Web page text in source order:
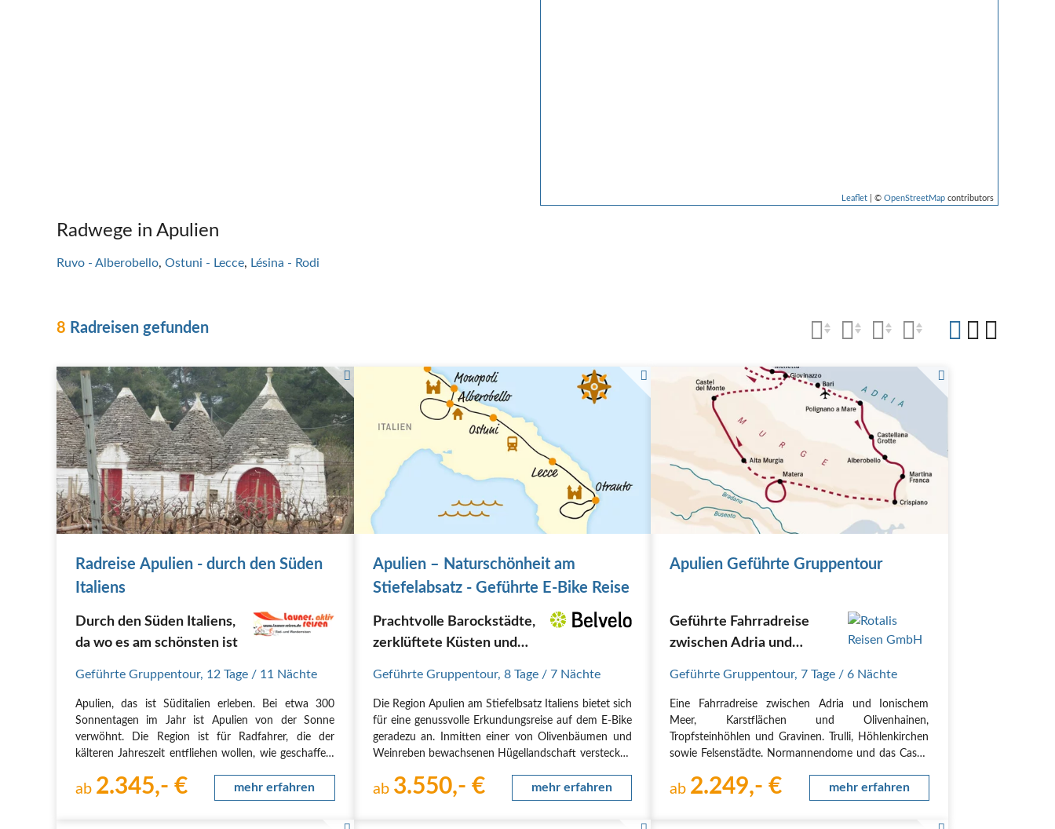
Leaflet | © OpenStreetMap contributors
Radwege in Apulien
Ruvo - Alberobello Ostuni - Lecce Lésina - Rodi
8 Radreisen gefunden
Radreise Apulien - durch den Süden
Italiens
Durch den Süden Italiens,
da wo es am schönsten ist
Geführte Gruppentour, 12 Tage / 11 Nächte
Apulien, das ist Süditalien erleben. Bei etwa 300
Sonnentagen im Jahr ist Apulien von der Sonne
verwöhnt. Die Region ist für Radfahrer, die der
kälteren Jahreszeit entfliehen wollen, wie geschaffen.
verschlafene Fischerorte - der italienische
ab 2.345,- € mehr erfahren
Apulien – Naturschönheit am
Stiefelabsatz - Geführte E-Bike Reise
Prachtvolle Barockstädte,
zerklüftete Küsten und
Geführte Gruppentour, 8 Tage / 7 Nächte
Die Region Apulien am Stiefelbsatz Italiens bietet sich
für eine genussvolle Erkundungsreise auf dem E-Bike
geradezu an. Inmitten einer von Olivenbäumen und
Weinreben bewachsenen Hügellandschaft verstecken
Barockstädte mit einer reichen Geschichte. Lernen
ab 3.550,- € mehr erfahren
Apulien Geführte Gruppentour
Geführte Fahrradreise
zwischen Adria und
Geführte Gruppentour,7 Tage / 6 Nächte
Eine Fahrradreise zwischen Adria und Ionischem
Meer, Karstflächen und Olivenhainen,
Tropfsteinhöhlen und Gravinen. Trulli, Höhlenkirchen
sowie Felsenstädte. Normannendome und das Castel
Reise in das Land Friedrichs II.Das sagen unsere
ab 2.249,- € mehr erfahren